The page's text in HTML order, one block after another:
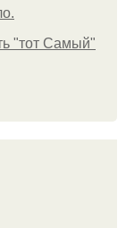
"тот Самый"